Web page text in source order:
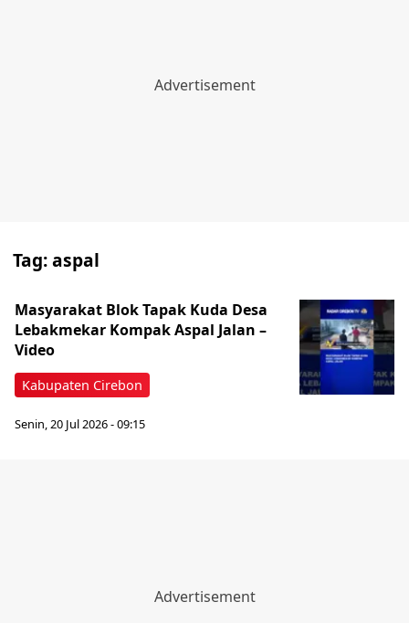
Tag:aspal
Kabupaten Cirebon
Masyarakat Blok Tapak Kuda Desa
Lebakmekar Kompak Aspal Jalan –
Video
Senin, 20 Jul 2026 - 09:15